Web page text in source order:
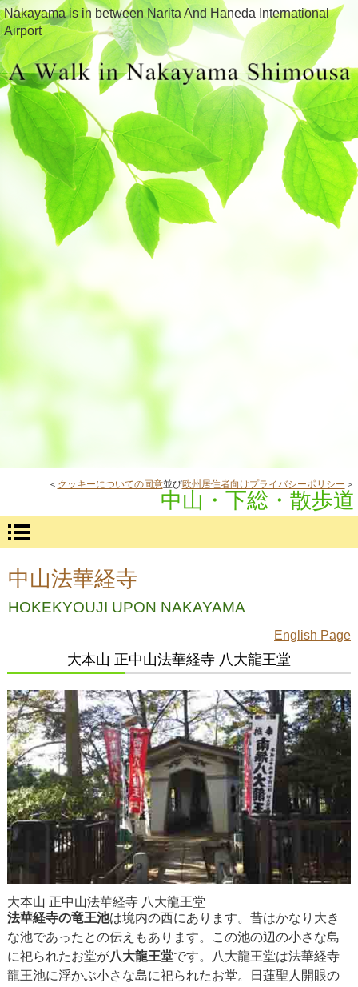
Nakayama is in between Narita And Haneda International
Airport
＜ クッキーについての同意並び欧州居住者向けプライバシーポリシー ＞
中山・下総・散歩道
中山法華経寺
HOKEKYOUJI UPON NAKAYAMA
English Page
大本山 正中山法華経寺 八大龍王堂
大本山 正中山法華経寺 八大龍王堂
法華経寺の竜王池は境内の西にあります。昔はかなり大き
な池であったとの伝えもあります。この池の辺の小さな島
に祀られたお堂が八大龍王堂です。八大龍王堂は法華経寺
龍王池に浮かぶ小さな島に祀られたお堂。日蓮聖人開眼の